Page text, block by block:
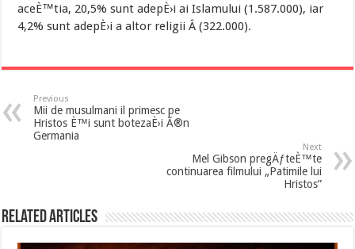
aceÈ™tia, 20,5% sunt adepÈ›i ai Islamului (1.587.000), iar
4,2% sunt adepÈ›i a altor religii Â (322.000).
Previous
Mii de musulmani il primesc pe
Hristos È™i sunt botezaÈ›i Ã®n
Germania
Next
Mel Gibson pregÄƒteÈ™te
continuarea filmului „Patimile lui
Hristos”
Related Articles